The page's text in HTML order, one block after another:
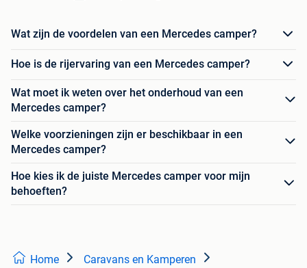
Wat zijn de voordelen van een Mercedes camper?
Hoe is de rijervaring van een Mercedes camper?
Wat moet ik weten over het onderhoud van een
Mercedes camper?
Welke voorzieningen zijn er beschikbaar in een
Mercedes camper?
Hoe kies ik de juiste Mercedes camper voor mijn
behoeften?
Home Caravans en Kamperen